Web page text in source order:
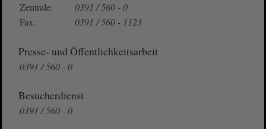
Zentrale:
0391 / 560 - 0
Fax:
0391 / 560 - 1123
Presse- und Öffentlichkeitsarbeit
0391 / 560 - 0
Besucherdienst
0391 / 560 - 0